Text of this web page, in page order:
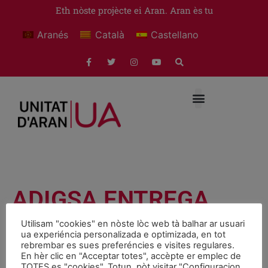
Eth nòste projècte ei Aran. Aran ès tu
Aranés Català Castellano
ADIGSA ENTREGA
VINT PISOS SOCIALS
A VIELHA
Utilisam "cookies" en nòste lòc web tà balhar ar usuari
ua experiéncia personalizada e optimizada, en tot
rebrembar es sues preferéncies e visites regulares.
En hèr clic en "Acceptar totes", accèpte er emplec de